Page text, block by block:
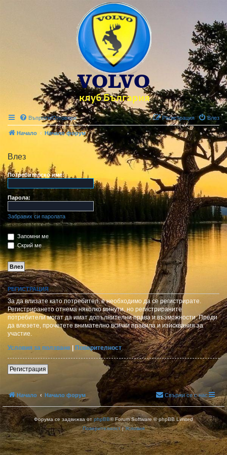
Въпроси/Отговори Влез
Регистрация
Начало Начало форум
Влез
Потребителско име:
Парола:
Забравих си паролата
Запомни ме
Скрий ме
РЕГИСТРАЦИЯ
За да влизате като потребител, е необходимо да се регистрирате.
Регистрирането отнема няколко минути, но регистрираните
потребители могат да имат допълнителни права и възможности. Преди
да влезете, прочетете внимателно всички правила и изисквания за
участие.
Условия за ползване | Поверителност
Регистрация
Начало Начало форум Свържи се с нас
Форума се задвижва от phpBB® Forum Software © phpBB Limited
Поверителност|Условия